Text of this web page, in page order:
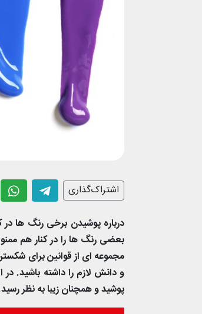
اشتراک‌گذاری
درباره پوشیدن برخی رنگ ها در
بعضی رنگ ها را در کنار هم
مجموعه ای از قوانین برای
و دانش لازم را داشته باشید.
پوشید و همچنان زیبا به نظر